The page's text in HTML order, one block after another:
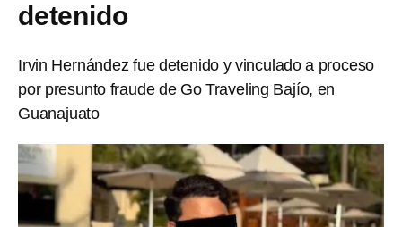
detenido
Irvin Hernández fue detenido y vinculado a proceso
por presunto fraude de Go Traveling Bajío, en
Guanajuato